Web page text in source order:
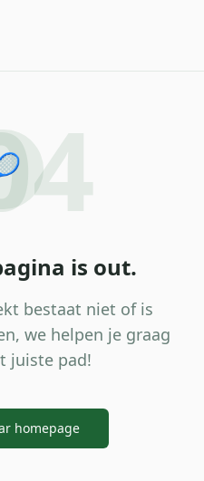
is out.
bestaat niet of is
we helpen je graag
juiste pad!
homepage